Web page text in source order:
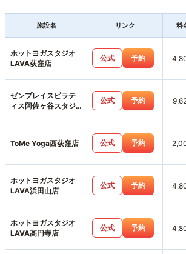
施設名 リンク 料
ホットヨガスタジオ
LAVA荻窪店
公式 予約
ゼンプレイスピラテ
ィス阿佐ヶ谷スタジ
公式 予約
ToMe Yoga西荻窪店 公式 予約
ホットヨガスタジオ
LAVA浜田山店
公式 予約
ホットヨガスタジオ
LAVA高円寺店
公式 予約